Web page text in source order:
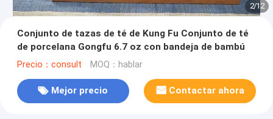
2/12
Conjunto de tazas de té de Kung Fu Conjunto de té
de porcelana Gongfu 6.7 oz con bandeja de bambú
Precio：consult MOQ：hablar
Mejor precio Contactar ahora